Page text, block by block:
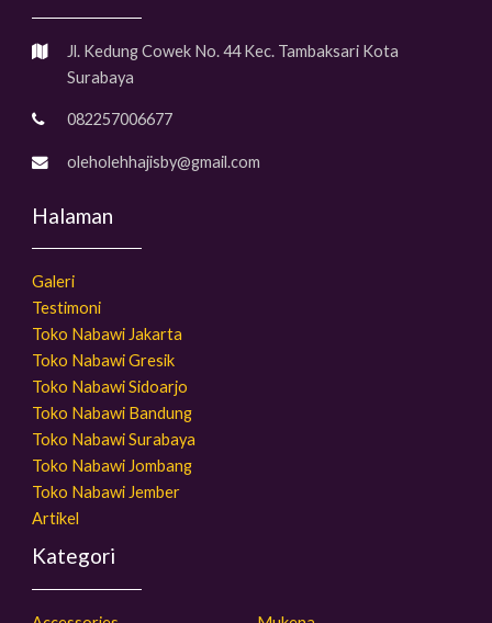
Jl. Kedung Cowek No. 44 Kec. Tambaksari Kota
Surabaya
082257006677
oleholehhajisby@gmail.com
Halaman
Galeri
Testimoni
Toko Nabawi Jakarta
Toko Nabawi Gresik
Toko Nabawi Sidoarjo
Toko Nabawi Bandung
Toko Nabawi Surabaya
Toko Nabawi Jombang
Toko Nabawi Jember
Artikel
Kategori